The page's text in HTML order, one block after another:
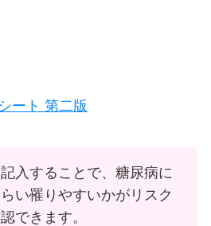
ート 第二版
入することで、糖尿病に
い罹りやすいかがリスク
できます。